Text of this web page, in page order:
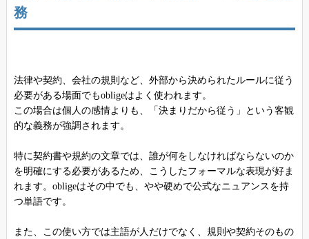
務
法律や契約、会社の規則など、外部から決められたルールに従う
必要がある場面でもobligeはよく使われます。
この場合は個人の感情よりも、「決まりだから従う」という客観
的な義務が強調されます。
特に契約書や規約の文章では、誰が何をしなければならないのか
を明確にする必要があるため、こうしたフォーマルな表現が好ま
れます。obligeはその中でも、やや硬めで公式なニュアンスを持
つ単語です。
また、この使い方では主語が人だけでなく、規則や契約そのもの